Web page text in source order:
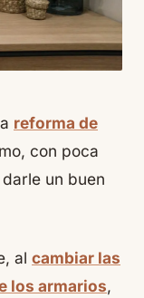
reforma de
con poca
un buen
al cambiar las
los armarios,